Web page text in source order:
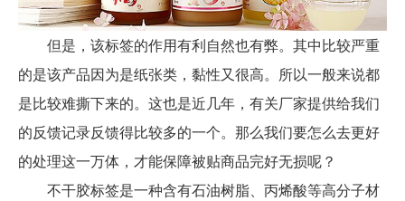
但是，该标签的作用有利自然也有弊。其中比较严重
的是该产品因为是纸张类，黏性又很高。所以一般来说都
是比较难撕下来的。这也是近几年，有关厂家提供给我们
的反馈记录反馈得比较多的一个。那么我们要怎么去更好
的处理这一万体，才能保障被贴商品完好无损呢？
不干胶标签是一种含有石油树脂、丙烯酸等高分子材